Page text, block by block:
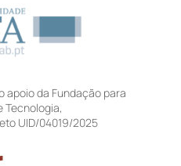
apoio da Fundação para
Tecnologia,
UID/04019/2025